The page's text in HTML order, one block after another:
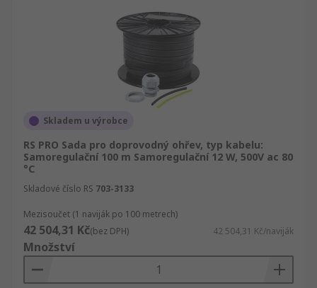
Skladem u výrobce
RS PRO Sada pro doprovodný ohřev, typ kabelu:
Samoregulační 100 m Samoregulační 12 W, 500V ac 80
°C
Skladové číslo RS 703-3133
Mezisoučet (1 naviják po 100 metrech)
42 504,31 Kč(bez DPH) 42 504,31 Kč/naviják
Množství